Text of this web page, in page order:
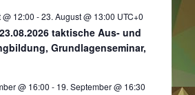
@ 12:00 -23. August @ 13:00 UTC+0
taktische Aus- und
Grundlagenseminar,
@ 16:00 - 19. September @ 16:30